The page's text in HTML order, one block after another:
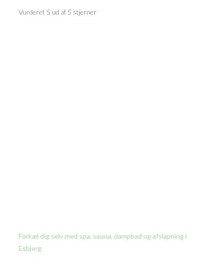
Vurderet 5 ud af 5 stjerner
Forkæl dig selv med spa, sauna, dampbad og afslapning i
Esbjerg